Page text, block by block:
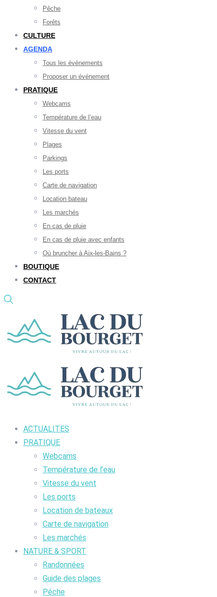
Pêche
Forêts
CULTURE
AGENDA
Tous les événements
Proposer un événement
PRATIQUE
Webcams
Température de l’eau
Vitesse du vent
Plages
Parkings
Les ports
Carte de navigation
Location bateau
Les marchés
En cas de pluie
En cas de pluie avec enfants
Où bruncher à Aix-les-Bains ?
BOUTIQUE
CONTACT
ACTUALITES
PRATIQUE
Webcams
Température de l’eau
Vitesse du vent
Les ports
Location de bateaux
Carte de navigation
Les marchés
NATURE & SPORT
Randonnées
Guide des plages
Pêche